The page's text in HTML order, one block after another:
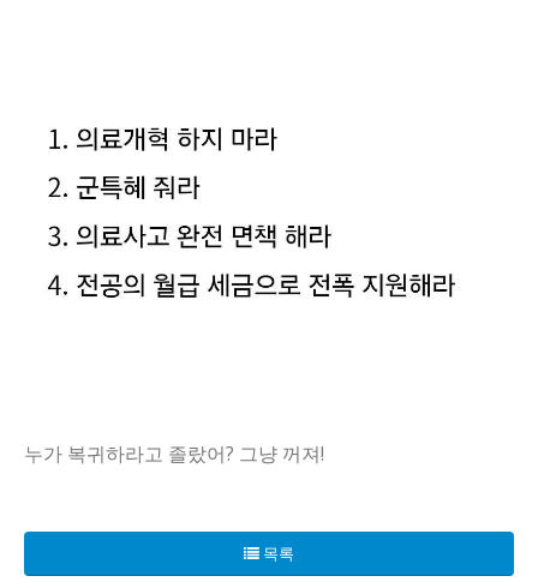
누가 복귀하라고 졸랐어? 그냥 꺼져!
첫 번째로 압도적인 지지를 얻은 사안은 '윤석열 정부의 필
더욱이 전공의들이 지적한 또 하나의 핵심 이슈는 불가항력
목록